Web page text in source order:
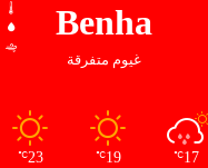
Benha
غيوم متفرقة
17
℃
19
℃
23
℃